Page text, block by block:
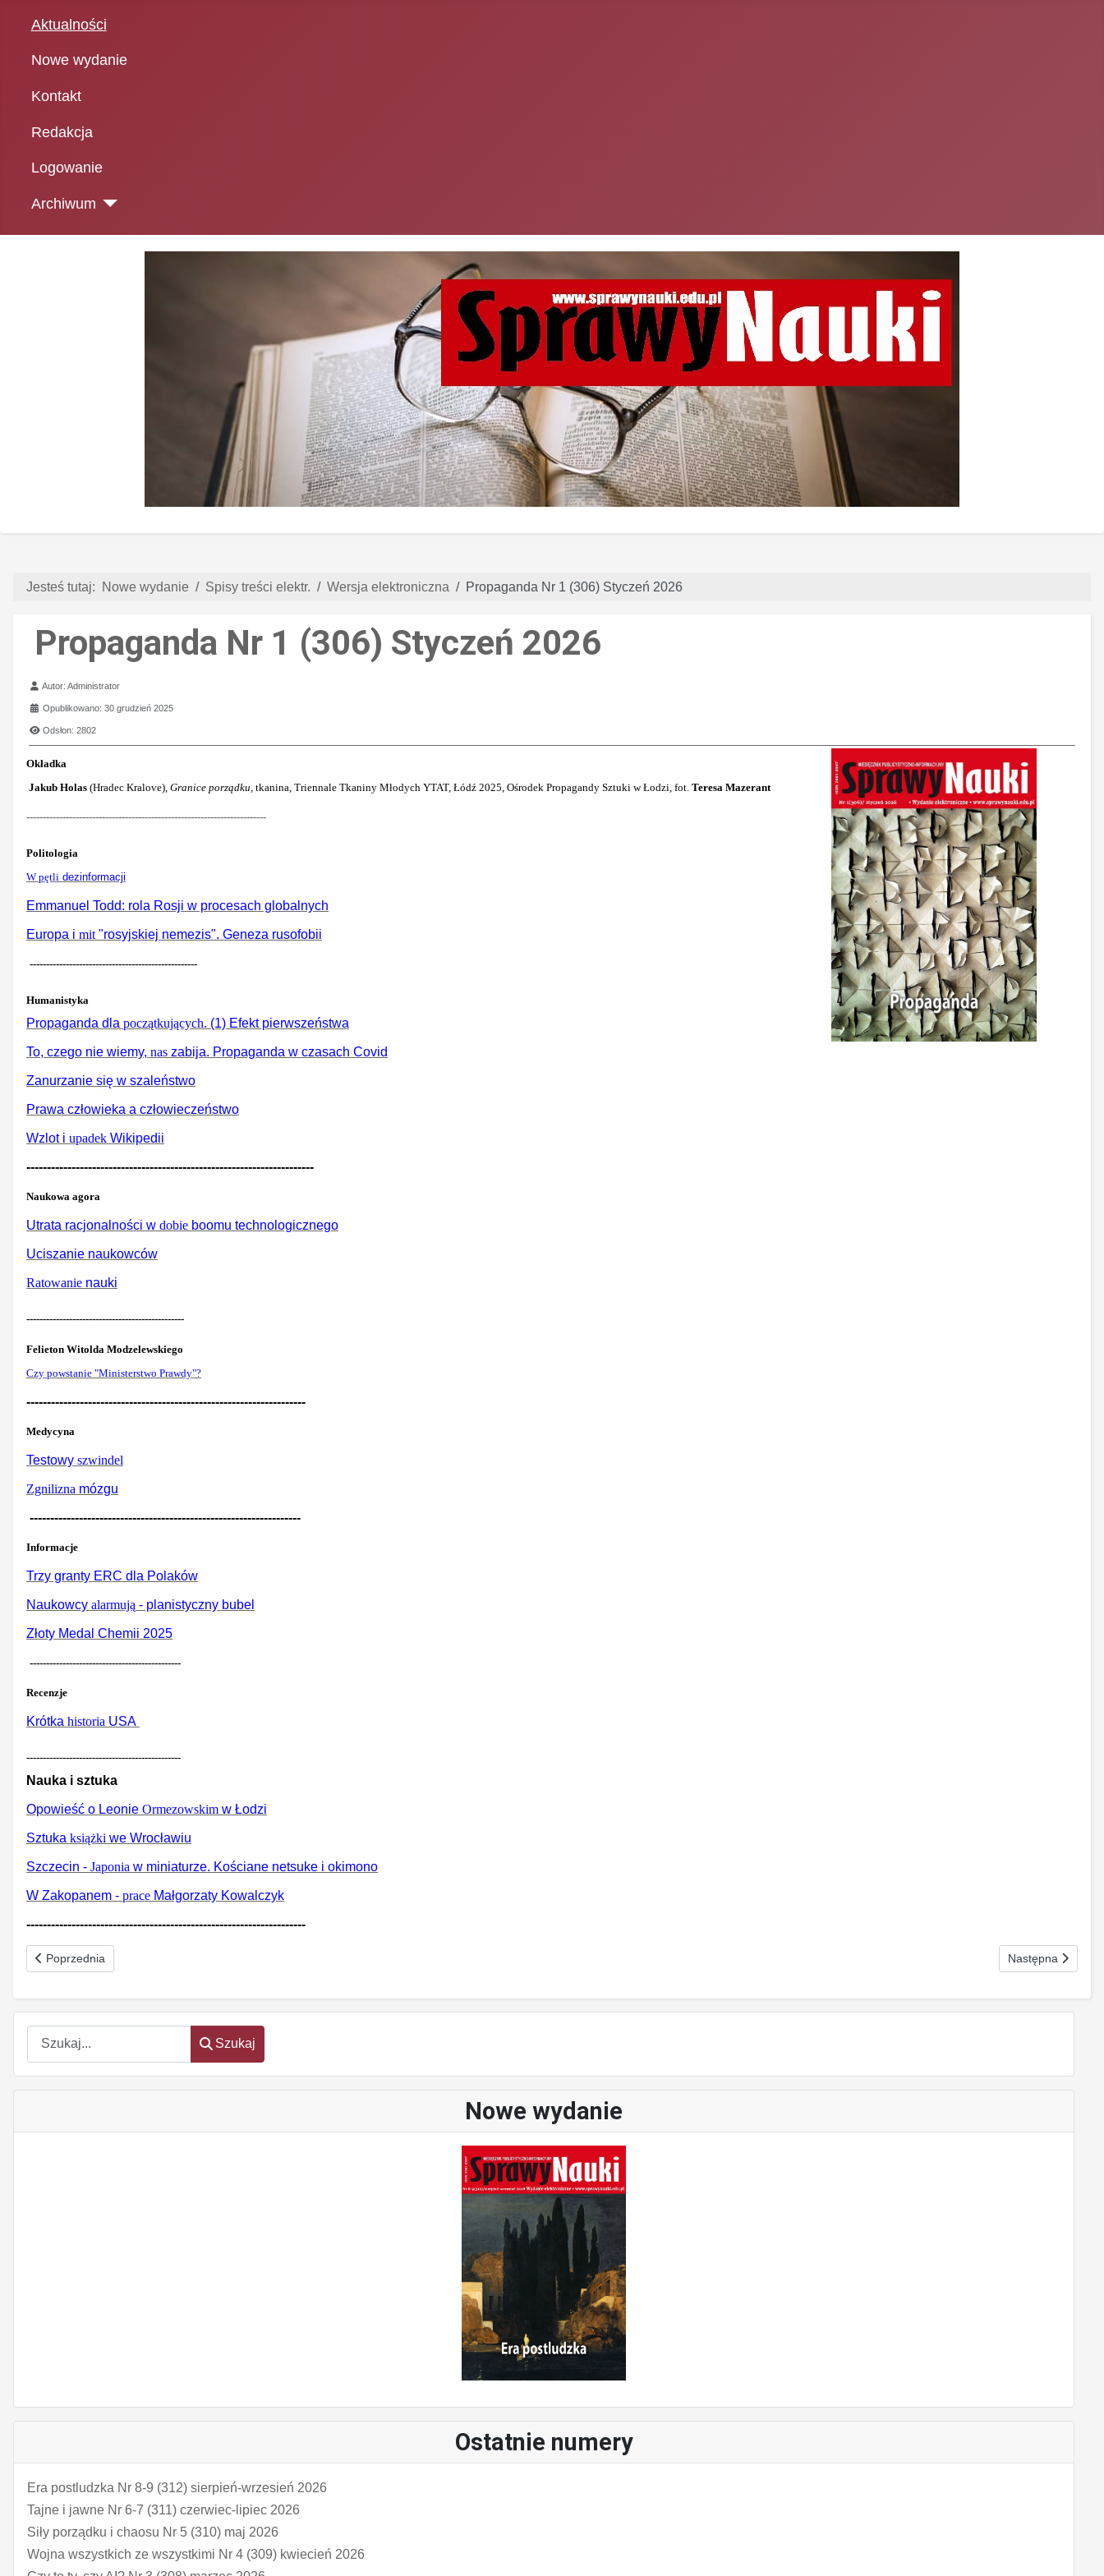
Aktualności
Nowe wydanie
Kontakt
Redakcja
Logowanie
Archiwum
Szukaj
Szukaj
Nowe wydanie
Ostatnie numery
Era postludzka Nr 8-9 (312) sierpień-wrzesień 2026
Tajne i jawne Nr 6-7 (311) czerwiec-lipiec 2026
Siły porządku i chaosu Nr 5 (310) maj 2026
Wojna wszystkich ze wszystkimi Nr 4 (309) kwiecień 2026
Jesteś tutaj: Nowe wydanie Spisy treści elektr. Wersja elektroniczna Propaganda Nr 1 (306) Styczeń 2026
Propaganda Nr 1 (306) Styczeń 2026
Szczegóły
Autor:Administrator
Opublikowano: 30 grudzień 2025
Odsłon: 2802
Okładka
Jakub Holas (Hradec Kralove) , Granice porządku, tkanina, Triennale Tkaniny Młodych YTAT, Łódź 2025, Ośrodek Propagandy Sztuki w Łodzi, fot. Teresa Mazerant
-------------------------------------------------------------------------
Politologia
W pętli dezinformacji
Emmanuel Todd: rola Rosji w procesach globalnych
Europa i mit "rosyjskiej nemezis". Geneza rusofobii
---------------------------------------------------
Humanistyka
Propaganda dla początkujących. (1) Efekt pierwszeństwa
To, czego nie wiemy, nas zabija. Propaganda w czasach Covid
Zanurzanie się w szaleństwo
Prawa człowieka a człowieczeństwo
Wzlot i upadek Wikipedii
----------------------------------------------------------------------
Naukowa agora
Utrata racjonalności w dobie boomu technologicznego
Uciszanie naukowców
Ratowanie nauki
------------------------------------------------
Felieton Witolda Modzelewskiego
Czy powstanie "Ministerstwo Prawdy"?
--------------------------------------------------------------------
Medycyna
Testowy szwindel
Zgnilizna mózgu
------------------------------------------------------------------
Informacje
Trzy granty ERC dla Polaków
Naukowcy alarmują - planistyczny bubel
Złoty Medal Chemii 2025
----------------------------------------------
Recenzje
Krótka historia USA
-----------------------------------------------
Nauka i sztuka
Opowieść o Leonie Ormezowskim w Łodzi
Sztuka książki we Wrocławiu
Szczecin - Japonia w miniaturze. Kościane netsuke i okimono
W Zakopanem - prace Małgorzaty Kowalczyk
--------------------------------------------------------------------
Poprzednia strona: Chciwość Nr 2 (307) luty 2026
Poprzednia Następna strona:
Następna